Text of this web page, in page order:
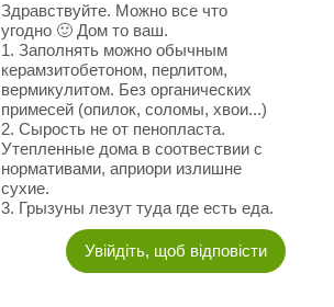
Здравствуйте. Можно все что
угодно 🙂 Дом то ваш.
1. Заполнять можно обычным
керамзитобетоном, перлитом,
вермикулитом. Без органических
примесей (опилок, соломы, хвои...)
2. Сырость не от пенопласта.
Утепленные дома в соотвествии с
нормативами, априори излишне
сухие.
3. Грызуны лезут туда где есть еда.
Увійдіть, щоб відповісти